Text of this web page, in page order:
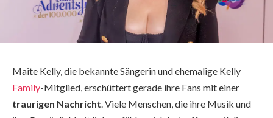
Maite Kelly, die bekannte Sängerin und ehemalige Kelly
Family-Mitglied, erschüttert gerade ihre Fans mit einer
traurigen Nachricht. Viele Menschen, die ihre Musik und